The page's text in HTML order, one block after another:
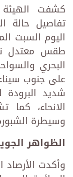
كشفت الهيئة
تفاصيل حالة
طقس معتدل
البحري
على جنوب
شديد البرودة
الانحاء، كما
وسيطرة
الظواهر
وأكدت الأرصاد